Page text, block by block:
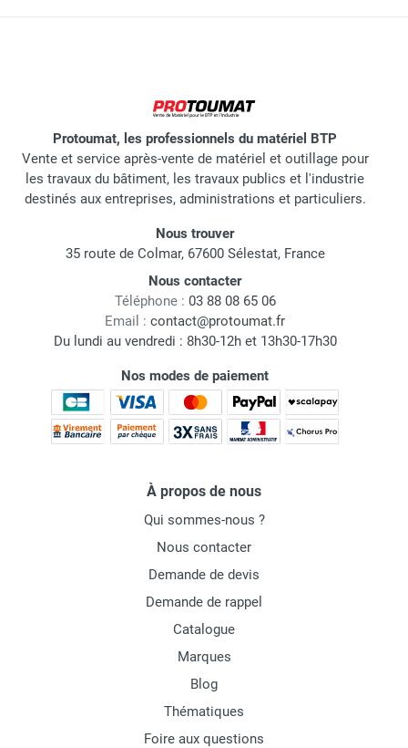
Protoumat, les professionnels du matériel BTP
Vente et service après-vente de matériel et outillage pour
les travaux du bâtiment, les travaux publics et l'industrie
destinés aux entreprises, administrations et particuliers.
Nous trouver
35 route de Colmar, 67600 Sélestat, France
Nous contacter
Téléphone : 03 88 08 65 06
Email : contact@protoumat.fr
Du lundi au vendredi : 8h30-12h et 13h30-17h30
Nos modes de paiement
À propos de nous
Qui sommes-nous ?
Nous contacter
Demande de devis
Demande de rappel
Catalogue
Marques
Blog
Thématiques
Foire aux questions